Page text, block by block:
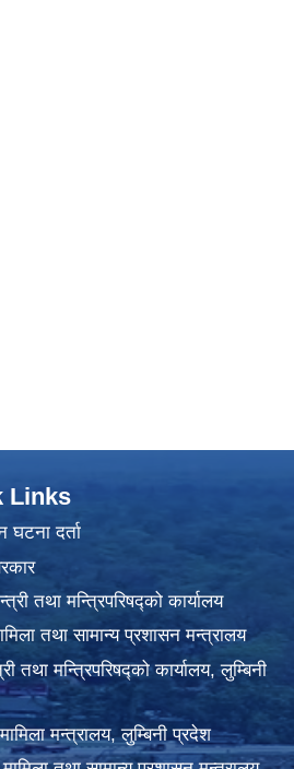
Links
घटना दर्ता
तथा मन्त्रिपरिषद्को कार्यालय
तथा सामान्य प्रशासन मन्त्रालय
तथा मन्त्रिपरिषद्को कार्यालय, लुम्बिनी
मन्त्रालय, लुम्बिनी प्रदेश